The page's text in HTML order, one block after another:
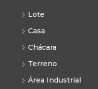
Lote
Casa
Chácara
Terreno
Área Industrial